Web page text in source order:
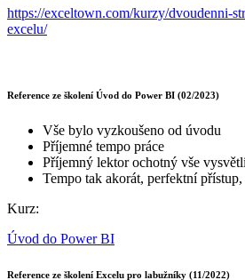
https://exceltown.com/kurzy/dvoudenni-
excelu/
Reference ze školení Úvod do Power BI (02/2023)
Vše bylo vyzkoušeno od úvodu
Příjemné tempo práce
Příjemný lektor ochotný vše
Tempo tak akorát, perfektní
Kurz:
Úvod do Power BI
Reference ze školení Excelu pro labužníky (11/2022)